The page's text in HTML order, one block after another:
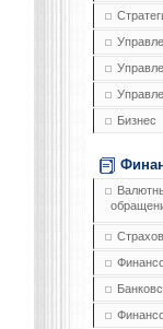
Бизнес